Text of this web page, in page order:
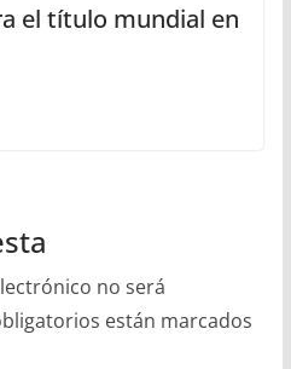
el título mundial en
no será
están marcados